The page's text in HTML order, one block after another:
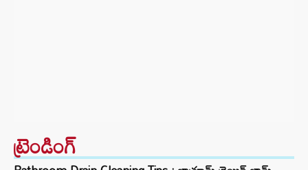
ట్రెండింగ్‌